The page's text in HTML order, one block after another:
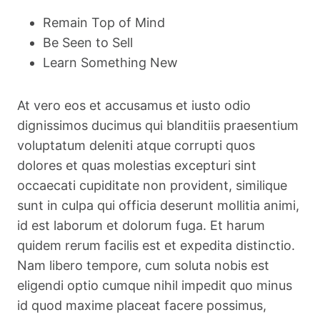
Remain Top of Mind
Be Seen to Sell
Learn Something New
At vero eos et accusamus et iusto odio
dignissimos ducimus qui blanditiis praesentium
voluptatum deleniti atque corrupti quos
dolores et quas molestias excepturi sint
occaecati cupiditate non provident, similique
sunt in culpa qui officia deserunt mollitia animi,
id est laborum et dolorum fuga. Et harum
quidem rerum facilis est et expedita distinctio.
Nam libero tempore, cum soluta nobis est
eligendi optio cumque nihil impedit quo minus
id quod maxime placeat facere possimus,